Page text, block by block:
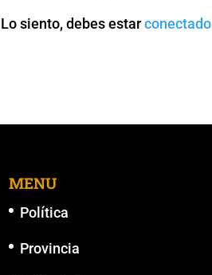
o
o
p
p k
er
Lo siento, debes estarconectado
MENU
Política
Provincia